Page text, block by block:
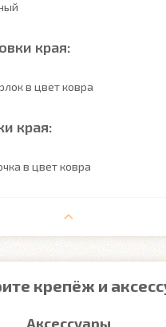
края:
в цвет ковра
края:
в цвет ковра
крепёж и
Аксессуары